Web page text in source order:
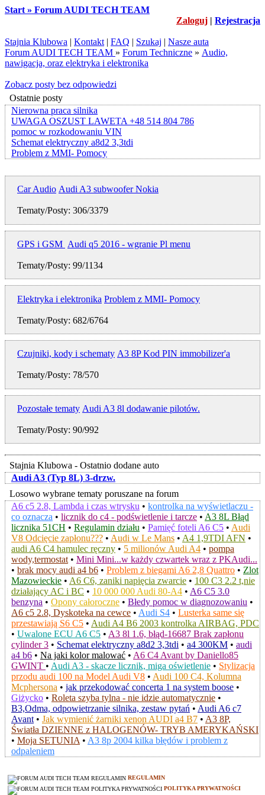
Start » Forum AUDI TECH TEAM
Zaloguj | Rejestracja
Stajnia Klubowa | Kontakt | FAQ | Szukaj | Nasze auta
Forum AUDI TECH TEAM » Forum Techniczne » Audio,
nawigacja, oraz elektryka i elektronika
Zobacz posty bez odpowiedzi
Ostatnie posty
Nierowna praca silnika
UWAGA OSZUST LAWETA +48 514 804 786
pomoc w rozkodowaniu VIN
Schemat elektryczny a8d2 3,3tdi
Problem z MMI- Pomocy
Car Audio Audi A3 subwoofer Nokia
Tematy/Posty: 306/3379
GPS i GSM Audi q5 2016 - wgranie Pl menu
Tematy/Posty: 99/1134
Elektryka i elektronika Problem z MMI- Pomocy
Tematy/Posty: 682/6764
Czujniki, kody i schematy A3 8P Kod PIN immobilizer'a
Tematy/Posty: 78/570
Pozostałe tematy Audi A3 8l dodawanie pilotów.
Tematy/Posty: 90/992
Stajnia Klubowa - Ostatnio dodane auto
Audi A3 (Typ 8L) 3-drzw.
Losowo wybrane tematy poruszane na forum
A6 c5 2.8, Lambda i czas wtrysku • kontrolka na wyświetlaczu -
co oznacza • licznik do c4 - podświetlenie i tarcze • A3 8L Błąd
licznika 51CH • Regulamin działu • Pamięć foteli A6 C5 • Audi
V8 Odcięcie zapłonu??? • Audi w Le Mans • A4 1,9TDI AFN •
audi A6 C4 hamulec ręczny • 5 milionów Audi A4 • pompa
wody,termostat • Mini Mini...w każdy czwartek wraz z PKAudi...
• brak mocy audi a4 b6 • Problem z biegami A6 2,8 Quattro • Zlot
Mazowieckie • A6 C6, zaniki napięcia zwarcie • 100 C3 2.2 t,nie
działający AC i BC • 10 000 000 Audi 80-A4 • A6 C5 3.0
benzyna • Opony całoroczne • Błedy pomoc w diagnozowaniu •
A6 c5 2.8, Dyskoteka na cewce • Audi S4 • Lusterka same się
przestawiają S6 C5 • Audi A4 B6 2003 kontrolka AIRBAG, PDC
• Uwalone ECU A6 C5 • A3 8l 1.6, błąd-16687 Brak zapłonu
cylinder 3 • Schemat elektryczny a8d2 3,3tdi • a4 300KM • audi
a4 b6 • Na jaki kolor malować • A6 C4 Avant by Daniello85
GWINT • Audi A3 - skacze licznik, miga oświetlenie • Stylizacja
przodu audi 100 na Model Audi V8 • Audi 100 C4, Kolumna
Mcphersona • jak przekodować concerta 1 na system boose •
Giżycko • Roleta szyba tylna - nie idzie automatycznie •
B3,Odma, odpowietrzanie silnika, zestaw pytań • Audi A6 c7
Avant • Jak wymienić żarniki xenon AUDI a4 B7 • A3 8P,
Światła DZIENNE z HALOGENÓW- TRYB AMERYKAŃSKI
• Moja SETUNIA • A3 8p 2004 kilka błędów i problem z
odpaleniem
REGULAMIN
POLITYKA PRYWATNOŚCI